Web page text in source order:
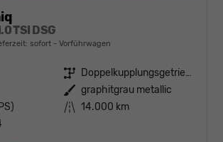
TSI DSG
sofort Vorführwagen
Getriebe
Doppelkupplungsgetriebe (DSG)
Außenfarbe graphitgrau metallic
Kilometerstand 14.000 km